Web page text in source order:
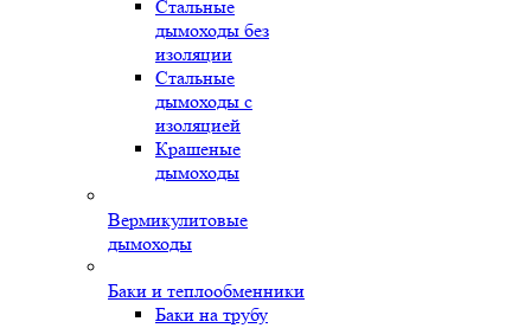
Стальные
дымоходы без
изоляции
Стальные
дымоходы с
изоляцией
Крашеные
дымоходы
Вермикулитовые
дымоходы
Баки и теплообменники
Баки на трубу